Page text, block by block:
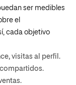
ser medibles
el
cada objetivo
visitas al perfil.